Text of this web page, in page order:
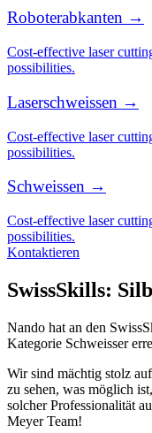
Roboterabkanten →
Cost-effective laser
possibilities.
Laserschweissen →
Cost-effective laser
possibilities.
Schweissen →
Cost-effective laser
possibilities.
Kontaktieren
SwissSkills:
Nando hat an den
Kategorie Schweisser
Wir sind mächtig stolz
zu sehen, was möglich
solcher Professionalität
Meyer Team!